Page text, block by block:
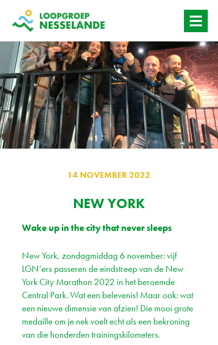
HOME
WANNEER
AANBOD
ACTUEEL
CONTACT
14 NOVEMBER 2022
NEW YORK
Wake up in the city that never sleeps
New York, zondagmiddag 6 november: vijf
LGN’ers passeren de eindstreep van de New
York City Marathon 2022 in het beroemde
Central Park. Wat een belevenis! Maar ook: wat
een nieuwe dimensie van afzien! Die mooi grote
medaille om je nek voelt echt als een bekroning
van die honderden trainingskilometers.